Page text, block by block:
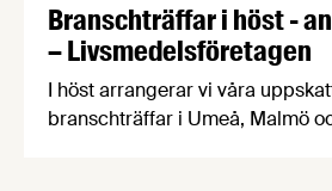
Branschträffar i höst -
– Livsmedelsföretagen
I höst arrangerar vi våra
branschträffar i Umeå, Malmö